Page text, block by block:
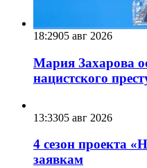
18:2905 авг 2026
Мария Захарова
нацистского
13:3305 авг 2026
4 сезон проекта
заявкам